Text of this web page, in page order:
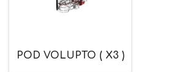
POD VOLUPTO ( X3 )